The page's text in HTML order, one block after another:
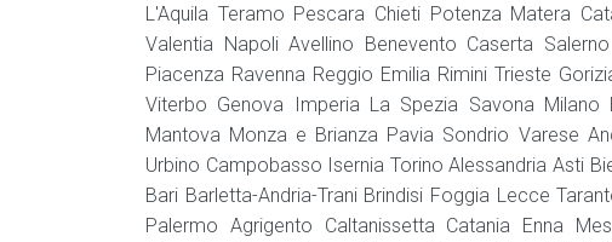
L'Aquila Teramo Pescara Chieti Potenza Matera
Valentia Napoli Avellino Benevento Caserta
Piacenza Ravenna Reggio Emilia Rimini Trieste
Viterbo Genova Imperia La Spezia Savona
Mantova Monza e Brianza Pavia Sondrio Varese
Urbino Campobasso Isernia Torino Alessandria Asti
Bari Barletta-Andria-Trani Brindisi Foggia Lecce
Palermo Agrigento Caltanissetta Catania Enna